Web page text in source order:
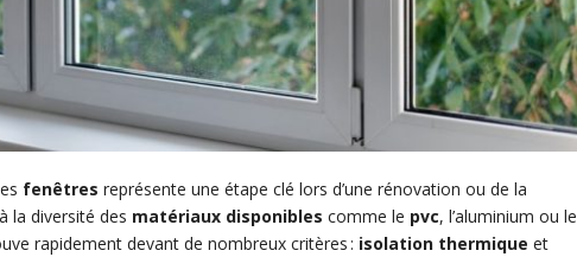
fenêtres représente une étape clé lors d’une rénovation ou de la
la diversité des matériaux disponibles comme le pvc, l’aluminium ou le
rapidement devant de nombreux critères : isolation thermique et